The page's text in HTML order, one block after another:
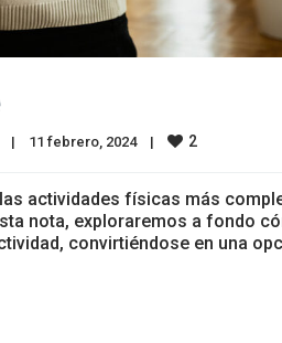
| 11 febrero, 2024 | 2
actividades físicas más
nota, exploraremos a fondo
convirtiéndose en una